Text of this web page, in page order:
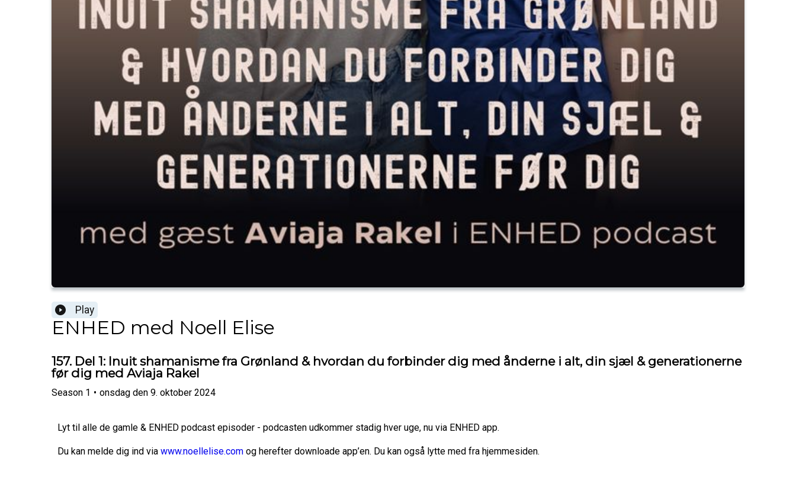
Play
ENHED med Noell Elise
157. Del 1: Inuit shamanisme fra Grønland & hvordan du forbinder dig med ånderne i alt, din sjæl & generationerne
før dig med Aviaja Rakel
Season 1 • onsdag den 9. oktober 2024
Lyt til alle de gamle & ENHED podcast episoder - podcasten udkommer stadig hver uge, nu via ENHED app.
Du kan melde dig ind via www.noellelise.com og herefter downloade app’en. Du kan også lytte med fra hjemmesiden.